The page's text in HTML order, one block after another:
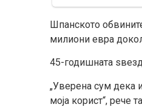
Шпанското
милиони евра
45-годишната
„Уверена сум дека
моја корист“, рече